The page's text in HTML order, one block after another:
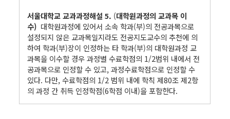
서울대학교 교과과정해설 5. (대학원과정의 교과목 이
수) 대학원과정에 있어서 소속 학과(부)의 전공과목으로
설정되지 않은 교과목일지라도 전공지도교수의 추천에 의
하여 학과(부)장이 인정하는 타 학과(부)의 대학원과정 교
과목을 이수할 경우 과정별 수료학점의 1/2범위 내에서 전
공과목으로 인정할 수 있고, 과정수료학점으로 인정할 수
있다. 다만, 수료학점의 1/2 범위 내에 학칙 제80조 제2항
의 과정 간 취득 인정학점(6학점 이내)을 포함한다.